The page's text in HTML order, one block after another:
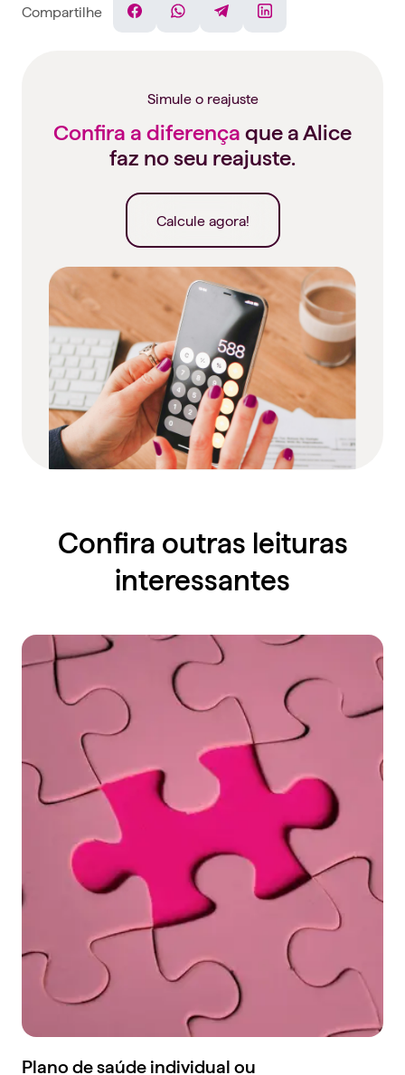
Compartilhe
FacebookWhatsAppTelegramLinkedin
Simule o reajuste
Confira a diferença que a Alice
faz no seu reajuste.
Calcule agora!
Confira outras leituras
interessantes
Plano de saúde individual ou